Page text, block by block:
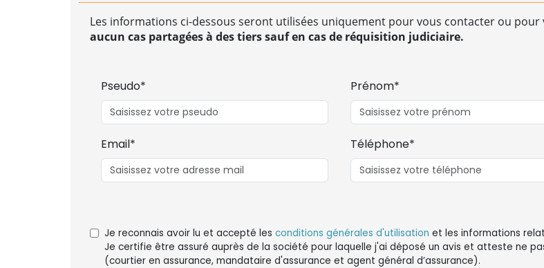
Les informations ci-dessous seront utilisées uniquement pour vous contacter ou pour
aucun cas partagées à des tiers sauf en cas de réquisition judiciaire.
Pseudo* Prénom*
Email* Téléphone*
Je reconnais avoir lu et accepté les conditions générales d'utilisation et les informations
Je certifie être assuré auprès de la société pour laquelle j'ai déposé un avis et atteste ne
(courtier en assurance, mandataire d'assurance et agent général d’assurance).